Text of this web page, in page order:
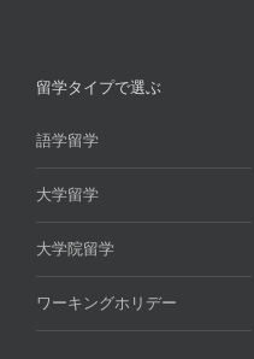
留学タイプで選ぶ
語学留学
大学留学
大学院留学
ワーキングホリデー